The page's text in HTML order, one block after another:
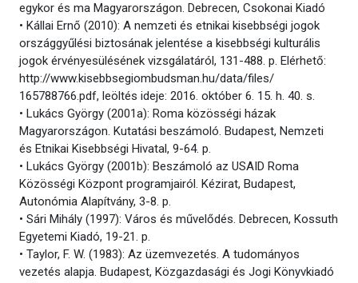
egykor és ma Magyarországon. Debrecen, Csokonai Kiadó
• Kállai Ernő (2010): A nemzeti és etnikai kisebbségi jogok
országgyűlési biztosának jelentése a kisebbségi kulturális
jogok érvényesülésének vizsgálatáról, 131-488. p. Elérhető:
http://www.kisebbsegiombudsman.hu/data/files/
165788766.pdf, leöltés ideje: 2016. október 6. 15. h. 40. s.
• Lukács György (2001a): Roma közösségi házak
Magyarországon. Kutatási beszámoló. Budapest, Nemzeti
és Etnikai Kisebbségi Hivatal, 9-64. p.
• Lukács György (2001b): Beszámoló az USAID Roma
Közösségi Központ programjairól. Kézirat, Budapest,
Autonómia Alapítvány, 3-8. p.
• Sári Mihály (1997): Város és művelődés. Debrecen, Kossuth
Egyetemi Kiadó, 19-21. p.
• Taylor, F. W. (1983): Az üzemvezetés. A tudományos
vezetés alapja. Budapest, Közgazdasági és Jogi Könyvkiadó